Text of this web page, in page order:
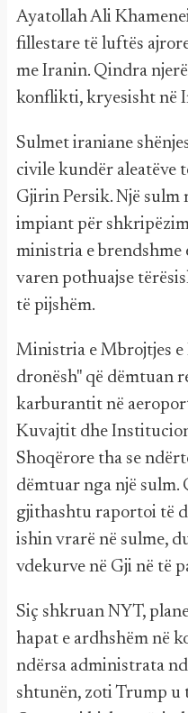
Ayatollah Ali
fillestare të luftës
me Iranin. Qindra
konflikti, kryesisht në
Sulmet iraniane
civile kundër aleatëve
Gjirin Persik. Një sulm
impiant për
ministria e brendshme
varen pothuajse
të pijshëm.
Ministria e Mbrojtjes
dronësh" që dëmtuan
karburantit në
Kuvajtit dhe
Shoqërore tha se
dëmtuar nga një sulm.
gjithashtu raportoi të
ishin vrarë në sulme,
vdekurve në Gji në të
Siç shkruan NYT,
hapat e ardhshëm në
ndërsa administrata
shtunën, zoti Trump u